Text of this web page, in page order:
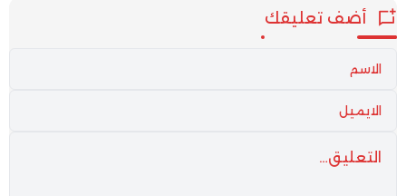
أضف تعليقك